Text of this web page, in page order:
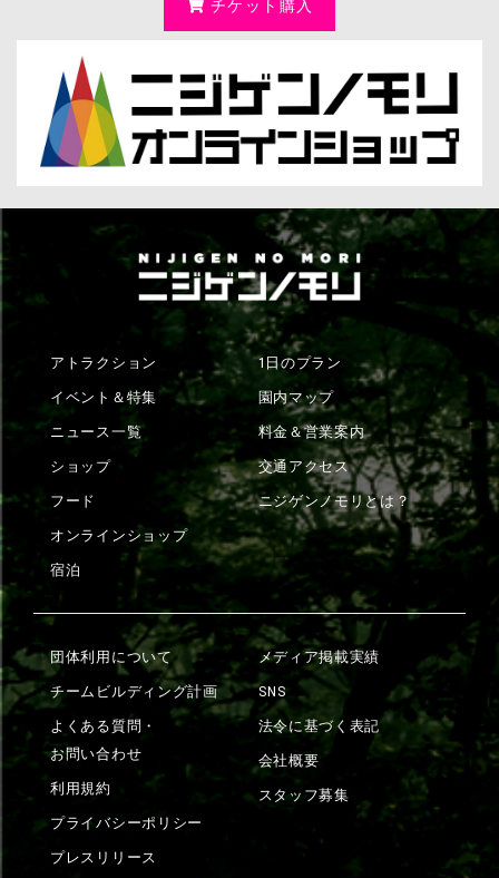
チケット購入
アトラクション
イベント＆特集
ニュース一覧
ショップ
フード
オンラインショップ
宿泊
1日のプラン
園内マップ
料金＆営業案内
交通アクセス
ニジゲンノモリとは？
団体利用について
チームビルディング計画
よくある質問・
お問い合わせ
利用規約
プライバシーポリシー
プレスリリース
メディア掲載実績
SNS
法令に基づく表記
会社概要
スタッフ募集